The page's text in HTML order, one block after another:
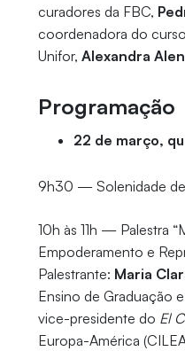
curadores da FBC,
coordenadora do
Unifor, Alexandra
Programação
22 de março,
9h30 — Solenidade
10h às 11h — Palestra
Empoderamento e
Palestrante: Maria
Ensino de Graduação
vice-presidente do El
Europa-América